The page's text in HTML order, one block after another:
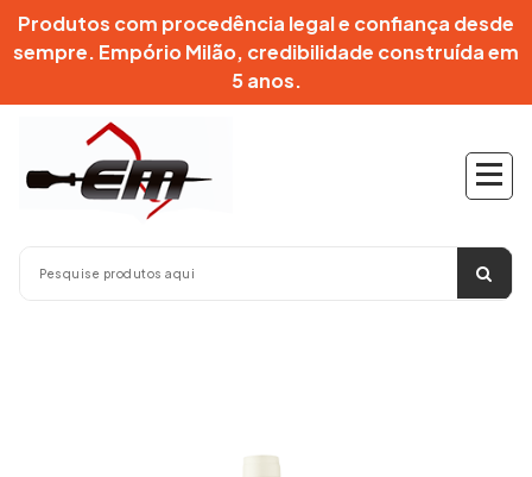
PularProdutos com procedência legal e confiança desde
sempre. Empório Milão, credibilidade construída em
5 anos.